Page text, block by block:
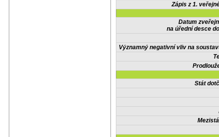
Zápis z 1.
Datum
na úřední desce
Významný negativní vliv na
Stát